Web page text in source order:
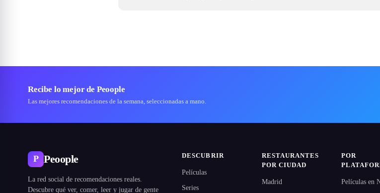
Recibe lo mejor de Peoople
Las mejores recomendaciones de la semana, seleccionadas a mano.
P Peoople
La red social de recomendaciones reales.
Descubre qué ver, comer, leer y jugar de gente
DESCUBRIR
Películas
Series
RESTAURANTES
POR CIUDAD
Madrid
POR
Películas en